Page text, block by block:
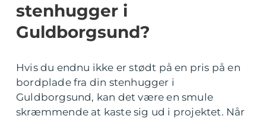
stenhugger i
Guldborgsund?
Hvis du endnu ikke er stødt på en pris på en
bordplade fra din stenhugger i
Guldborgsund, kan det være en smule
skræmmende at kaste sig ud i projektet. Når